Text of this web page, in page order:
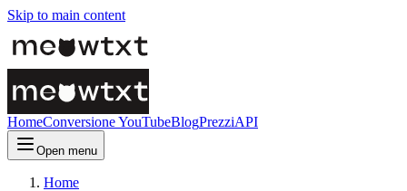
Skip to main content
HomeConversione YouTubeBlogPrezziAPI
Open menu
Home